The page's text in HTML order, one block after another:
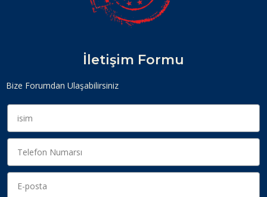
İletişim Formu
Bize Forumdan Ulaşabilirsiniz